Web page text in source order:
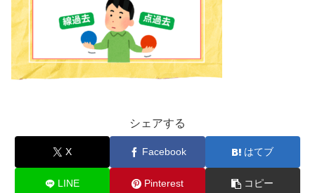
シェアする
X Facebook はてブ
LINE Pinterest コピー